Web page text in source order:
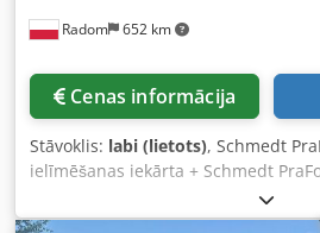
Radom 652 km
Cenas informācija
Stāvoklis: labi (lietots), Schmedt
ielīmēšanas iekārta + Schmedt
iekārta. Ražots 2022. gadā. Schmedt
grāmatu bloku ievietošanas iekārta